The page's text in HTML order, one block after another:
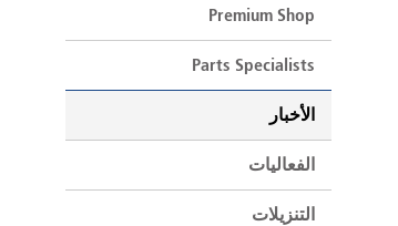
Premium Shop
Parts Specialists
الأخبار
الفعاليات
التنزيلات